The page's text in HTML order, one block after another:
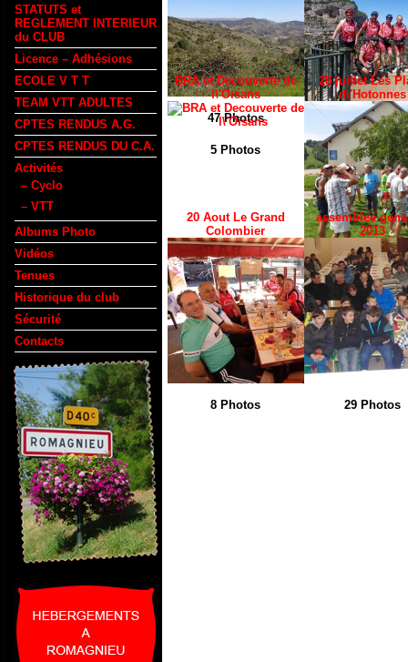
STATUTS et
REGLEMENT INTERIEUR
du CLUB
Licence – Adhésions
ECOLE V T T
TEAM VTT ADULTES
CPTES RENDUS A.G.
CPTES RENDUS DU C.A.
Activités
– Cyclo
– VTT
Albums Photo
Vidéos
Tenues
Historique du club
Sécurité
Contacts
47Photos
14Photos
BRA et Decouverte de
l\'Oisans
5 Photos
28 juillet Les
d\'Hotonnes
17Photos
20 Aout Le Grand
Colombier
8 Photos
assemblee
2013
29 Photos